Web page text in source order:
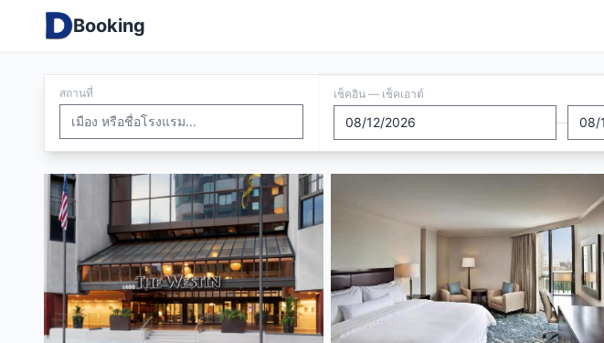
Booking
สถานที่ เช็คอิน — เช็คเอาต์
—